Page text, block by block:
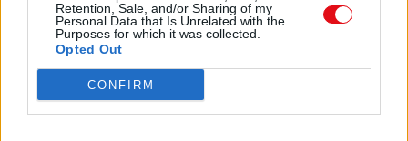
Retention, Sale, and/or Sharing of my
Personal Data that Is Unrelated with the
Purposes for which it was collected.
Opted Out
CONFIRM
B-13
* Right half of engine (repeat step for left side)
Engine-2
Enlace permanente
Utilice el enlace permanente a la página de descarga del
documento para compartir su documento en Facebook,
LinkedIn.. O directamente en contacto con el correo
electrónico, Messenger, Whatsapp, Line..